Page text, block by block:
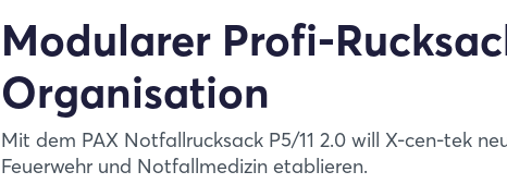
Modularer Profi-
Organisation
Mit dem PAX Notfallrucksack P5/11 2.0 will X-cen-tek
Feuerwehr und Notfallmedizin etablieren.